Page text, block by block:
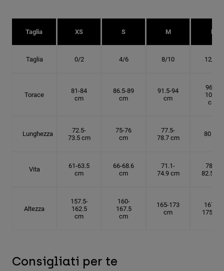
Taglia XS S M L
Taglia 0/2 4/6 8/10 12/14
Torace
81-84
cm
86.5-89
cm
91.5-94
cm
96.5-
101.5
cm
Lunghezza
72.5-
73.5 cm
75-76
cm
77.5-
78.7 cm
80 cm
Vita
61-63.5
cm
66-68.6
cm
71.1-
74.9 cm
78.7-
82.5 cm
Altezza
157.5-
162.5
cm
160-
167.5
cm
165-173
cm
167.5-
175 cm
Consigliati per te